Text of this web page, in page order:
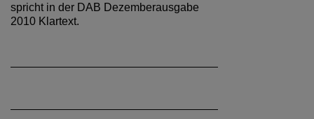
spricht in der DAB Dezemberausgabe
2010 Klartext.